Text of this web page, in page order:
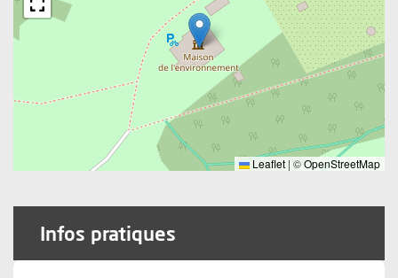
Leaflet | ©OpenStreetMap
Infos pratiques